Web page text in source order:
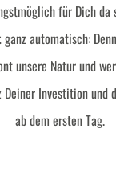
für Dich da
ganz automatisch:
unsere Natur und
Deiner Investition und
ab dem ersten Tag.